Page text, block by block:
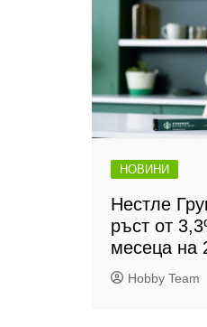
НОВИНИ
Нестле
ръст от
месеца на
Hobby Team